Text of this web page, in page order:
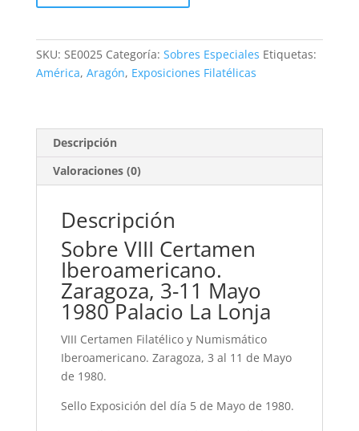
Zaragoza,
3-
Palacio
La
Lonja
SKU: SE0025 Categoría: Sobres Especiales Etiquetas:
América, Aragón, Exposiciones Filatélicas
Descripción
Valoraciones (0)
Descripción
Sobre VIII Certamen
Iberoamericano.
Zaragoza, 3-11 Mayo
1980 Palacio La Lonja
VIII Certamen Filatélico y Numismático
Iberoamericano. Zaragoza, 3 al 11 de Mayo
de 1980.
Sello Exposición del día 5 de Mayo de 1980.